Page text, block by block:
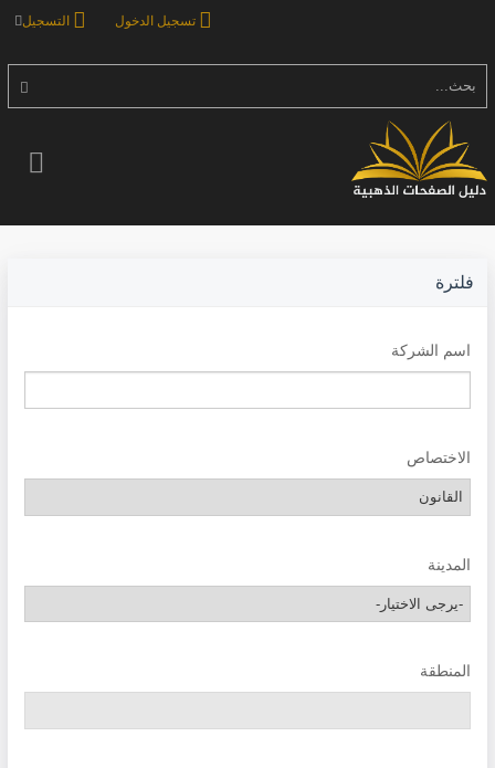
التسجيل تسجيل الدخول
بحث...
فلترة
اسم الشركة
الاختصاص
المدينة
المنطقة